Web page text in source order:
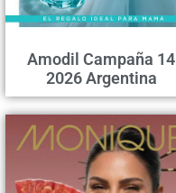
Amodil Campaña 14
2026 Argentina